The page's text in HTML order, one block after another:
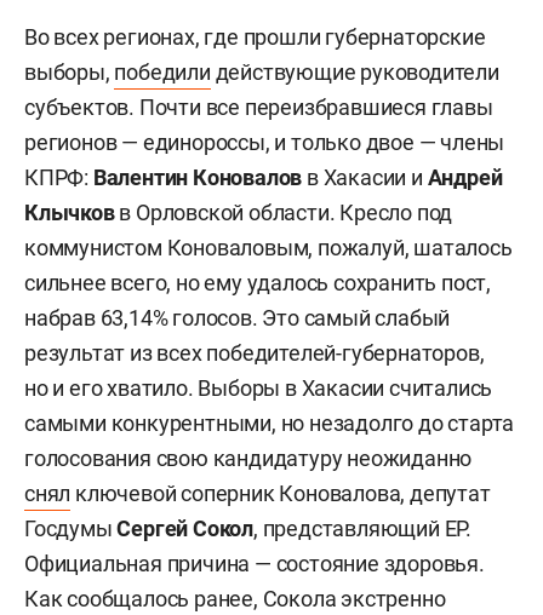
Во всех регионах, где прошли губернаторские
выборы, победили действующие руководители
субъектов. Почти все переизбравшиеся главы
регионов — единороссы, и только двое — члены
КПРФ: Валентин Коновалов в Хакасии и Андрей
Клычковв Орловской области. Кресло под
коммунистом Коноваловым, пожалуй, шаталось
сильнее всего, но ему удалось сохранить пост,
набрав 63,14% голосов. Это самый слабый
результат из всех победителей-губернаторов,
но и его хватило. Выборы в Хакасии считались
самыми конкурентными, но незадолго до старта
голосования свою кандидатуру неожиданно
снял ключевой соперник Коновалова, депутат
ГосдумыСергей Сокол, представляющий ЕР.
Официальная причина — состояние здоровья.
Как сообщалось ранее, Сокола экстренно